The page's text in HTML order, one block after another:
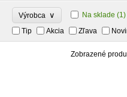
Výrobca ∨ Na sklade (1)
Tip
Akcia Zľava
Zobrazené